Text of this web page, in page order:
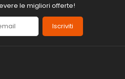
le migliori offerte!
Iscriviti